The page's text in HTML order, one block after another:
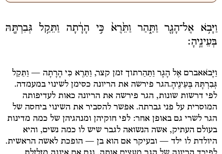
וַיָּבֹ֥א אֶל־הָגָ֖ר וַתַּ֑הַר וַתֵּ֙רֶא֙ כִּ֣י הָרָ֔תָה וַתֵּקַ֥ל גְּבִרְתָּ֖הּ
בְּעֵינֶֽיהָ׃
וַיָּבֹאאברם אֶל הָגָר וַתַּהַרתוך זמן קצר, וַתֵּרֶא כִּי הָרָתָה — וַתֵּקַל
גְּבִרְתָּהּ בְּעֵינֶיהָ.הגר פירשה את הריונה כסימן לשינוי במעמדה.
לפי דרשות שונות, הגר פירשה את הריונה כאות לעדיפותה
המוסרית על פני גברתה. אפשר להסביר את השינוי ביחסה של
הגר לשרי גם באופן אחר: לפי חוקיהן ומנהגיהן של כמה מדינות
בעולם העתיק, אשה הנשואה לגבר שיש לו כמה נשים, והיא
היולדת לו ילד — ובעיקר אם הוא בן — הופכת לאשה הראשית.